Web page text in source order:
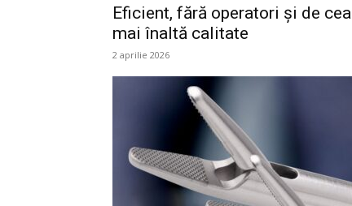
Eficient, fără operatori și de cea
mai înaltă calitate
2 aprilie 2026